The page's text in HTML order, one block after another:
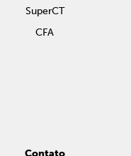
SuperCT
CFA
Contato